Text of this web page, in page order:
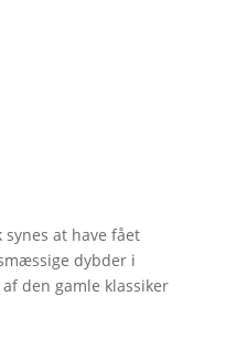
at have fået
dybder i
den gamle klassiker